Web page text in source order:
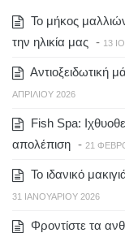
Το μήκος
την ηλικία μας - 13
Αντιοξειδωτική
ΑΠΡΙΛΊΟΥ 2026
Fish Spa:
απολέπιση - 21
Το ιδανικό
31 ΙΑΝΟΥΑΡΊΟΥ 2026
Φροντίστε τα